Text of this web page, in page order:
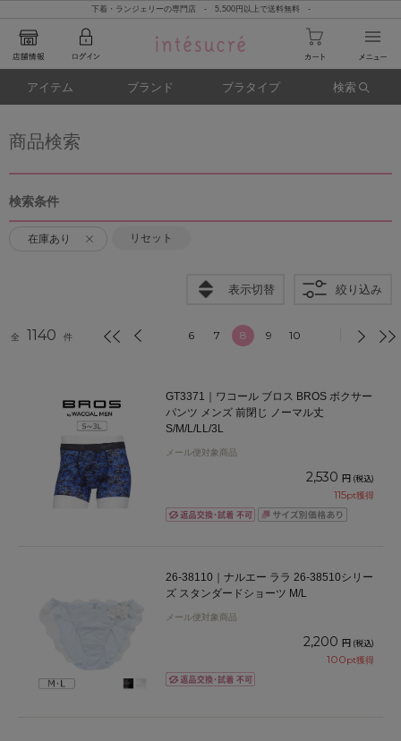
下着・ランジェリーの専門店 - 5,500円以上で送料無料 -
アイテム ブランド ブラタイプ 検索
商品検索
検索条件
在庫あり リセット
表示切替 絞り込み
全 1140 件 6 7 8 9 10
GT3371｜ワコール ブロス BROS ボクサー
パンツ メンズ 前閉じ ノーマル丈
S/M/L/LL/3L
メール便対象商品
2,530 円 (税込)
115pt獲得
26-38110｜ナルエー ララ 26-38510シリー
ズ スタンダードショーツ M/L
メール便対象商品
2,200 円 (税込)
100pt獲得